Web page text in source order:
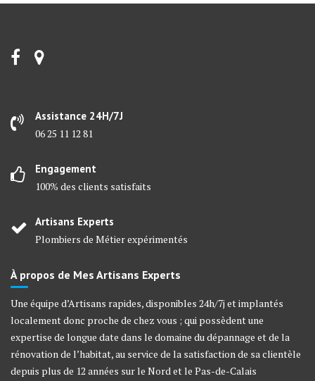
Assistance 24H/7J
06 25 11 12 81
Engagement
100% des clients satisfaits
Artisans Experts
Plombiers de Métier expérimentés
À propos de Mes Artisans Experts
Une équipe d’Artisans rapides, disponibles 24h/7j et implantés
localement donc proche de chez vous ; qui possèdent une
expertise de longue date dans le domaine du dépannage et de la
rénovation de l’habitat, au service de la satisfaction de sa clientèle
depuis plus de 12 années sur le Nord et le Pas-de-Calais